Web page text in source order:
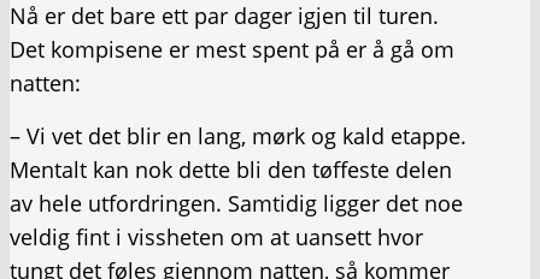
Nå er det bare ett par dager igjen til turen.
Det kompisene er mest spent på er å gå om
natten:
– Vi vet det blir en lang, mørk og kald etappe.
Mentalt kan nok dette bli den tøffeste delen
av hele utfordringen. Samtidig ligger det noe
veldig fint i vissheten om at uansett hvor
tungt det føles gjennom natten, så kommer